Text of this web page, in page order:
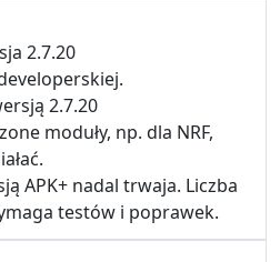
2.7.20
2.7.20
moduły, np. dla NRF,
APK+ nadal trwaja. Liczba
testów i poprawek.